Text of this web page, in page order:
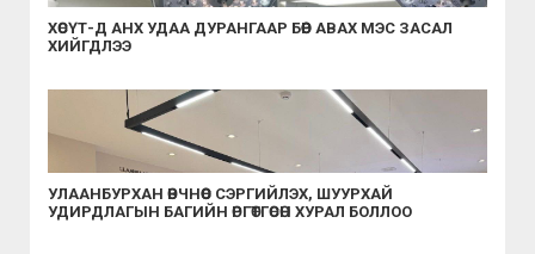
ХӨСҮТ-Д АНХ УДАА ДУРАНГААР БӨӨР АВАХ МЭС ЗАСАЛ
ХИЙГДЛЭЭ
УЛААНБУРХАН ӨВЧНӨӨС СЭРГИЙЛЭХ, ШУУРХАЙ
УДИРДЛАГЫН БАГИЙН ӨРГӨТГӨСӨН ХУРАЛ БОЛЛОО